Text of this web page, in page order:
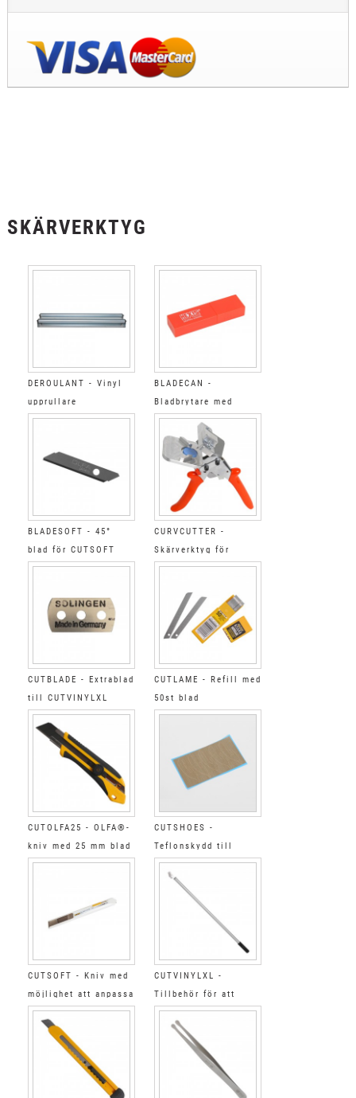
SKÄRVERKTYG
DEROULANT - Vinyl
upprullare
BLADECAN -
Bladbrytare med
behållare
BLADESOFT - 45°
blad för CUTSOFT
CURVCUTTER -
Skärverktyg för
rundade hörn
CUTBLADE - Extrablad
till CUTVINYLXL
CUTLAME - Refill med
50st blad
CUTOLFA25 - OLFA®-
kniv med 25 mm blad
CUTSHOES -
Teflonskydd till
CUTVINYLXL
CUTSOFT - Kniv med
möjlighet att anpassa
trycket på bladet
CUTVINYLXL -
Tillbehör för att
skära linern